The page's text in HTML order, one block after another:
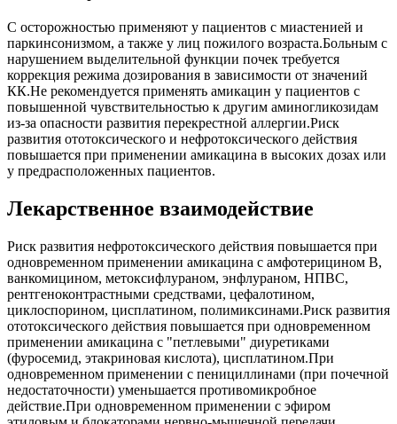
С осторожностью применяют у пациентов с миастенией и
паркинсонизмом, а также у лиц пожилого возраста.Больным с
нарушением выделительной функции почек требуется
коррекция режима дозирования в зависимости от значений
КК.Не рекомендуется применять амикацин у пациентов с
повышенной чувствительностью к другим аминогликозидам
из-за опасности развития перекрестной аллергии.Риск
развития ототоксического и нефротоксического действия
повышается при применении амикацина в высоких дозах или
у предрасположенных пациентов.
Лекарственное взаимодействие
Риск развития нефротоксического действия повышается при
одновременном применении амикацина с амфотерицином B,
ванкомицином, метоксифлураном, энфлураном, НПВС,
рентгеноконтрастными средствами, цефалотином,
циклоспорином, цисплатином, полимиксинами.Риск развития
ототоксического действия повышается при одновременном
применении амикацина с "петлевыми" диуретиками
(фуросемид, этакриновая кислота), цисплатином.При
одновременном применении с пенициллинами (при почечной
недостаточности) уменьшается противомикробное
действие.При одновременном применении с эфиром